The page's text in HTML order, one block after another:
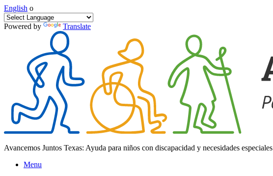
English o
Powered by Translate
Avancemos Juntos Texas: Ayuda para niños con discapacidad y necesidades especiales
Menu